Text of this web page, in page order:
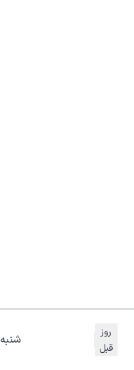
روز
قبل
شنبه 1405/